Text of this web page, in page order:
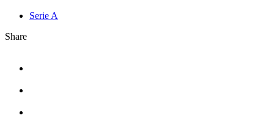
Serie A
Share